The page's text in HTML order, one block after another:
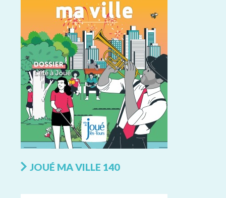
JOUÉ MA VILLE 140